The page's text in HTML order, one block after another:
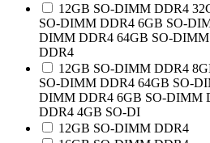
12GB SO-DIMM DDR4
SO-DIMM DDR4 6GB SO-
DIMM DDR4 64GB SO-
DDR4
12GB SO-DIMM DDR4
SO-DIMM DDR4 64GB SO-
DIMM DDR4 6GB SO-DIMM
DDR4 4GB SO-DI
12GB SO-DIMM DDR4